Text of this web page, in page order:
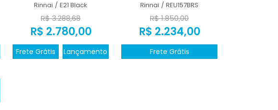
Rinnai / E21 Black
R$ 3.288,68
R$ 2.780,00
Frete Grátis Lançamento
Rinnai / REU157BRS
R$ 1.850,00
R$ 2.234,00
Frete Grátis